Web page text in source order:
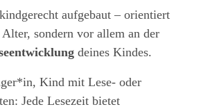
aufgebaut – orientiert
sondern vor allem an der
deines Kindes.
Kind mit Lese- oder
Jede Lesezeit bietet